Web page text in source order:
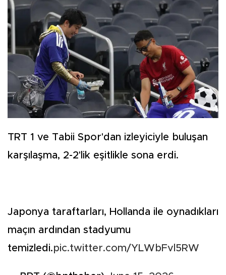
TRT 1 ve Tabii Spor'dan izleyiciyle buluşan
karşılaşma, 2-2'lik eşitlikle sona erdi.
Japonya taraftarları, Hollanda ile oynadıkları
maçın ardından stadyumu
temizledi.pic.twitter.com/YLWbFvl5RW